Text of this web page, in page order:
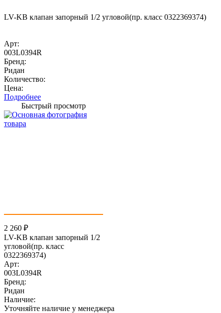
LV-KB клапан запорный 1/2 угловой(пр. класс 0322369374)
Арт:
003L0394R
Бренд:
Ридан
Количество:
Цена:
Подробнее
Быстрый просмотр
2 260 ₽
LV-KB клапан запорный 1/2
угловой(пр. класс
0322369374)
Арт:
003L0394R
Бренд:
Ридан
Наличие:
Уточняйте наличие у менеджера